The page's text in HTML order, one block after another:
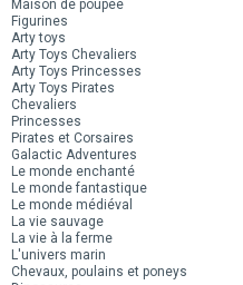
Maison de poupée
Figurines
Arty toys
Arty Toys Chevaliers
Arty Toys Princesses
Arty Toys Pirates
Chevaliers
Princesses
Pirates et Corsaires
Galactic Adventures
Le monde enchanté
Le monde fantastique
Le monde médiéval
La vie sauvage
La vie à la ferme
L'univers marin
Chevaux, poulains et poneys